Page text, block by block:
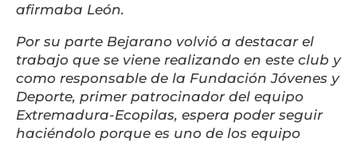
afirmaba León.
Por su parte Bejarano volvió a destacar el
trabajo que se viene realizando en este club y
como responsable de la Fundación Jóvenes y
Deporte, primer patrocinador del equipo
Extremadura-Ecopilas, espera poder seguir
haciéndolo porque es uno de los equipo